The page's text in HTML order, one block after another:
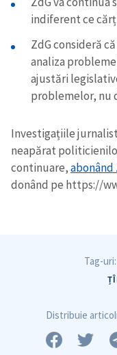
indiferent ce
ZdG consideră
analiza
ajustări
problemelor, nu
Investigațiile
neapărat
continuare,
donând pe https://
Tag-uri:
Distribuie